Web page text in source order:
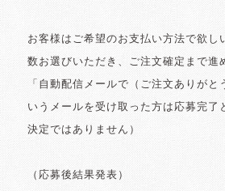
お客様はご希望のお支払い方法で欲し
数お選びいただき、ご注文確定まで進
「自動配信メールで（ご注文ありがと
いうメールを受け取った方は応募完
決定ではありません）
（応募後結果発表）